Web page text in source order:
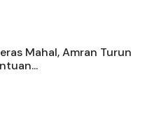
Mahal, Amran Turun